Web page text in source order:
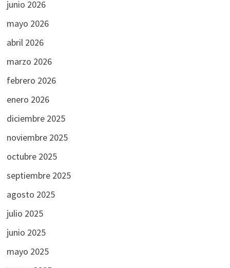
junio 2026
mayo 2026
abril 2026
marzo 2026
febrero 2026
enero 2026
diciembre 2025
noviembre 2025
octubre 2025
septiembre 2025
agosto 2025
julio 2025
junio 2025
mayo 2025